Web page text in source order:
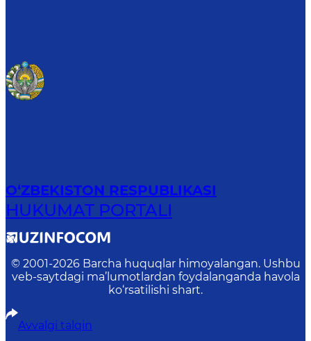
O‘ZBEKISTON RESPUBLIKASI
HUKUMAT PORTALI
© 2001-2026 Barcha huquqlar himoyalangan. Ushbu
veb-saytdagi ma’lumotlardan foydalanganda havola
ko‘rsatilishi shart.
Avvalgi talqin